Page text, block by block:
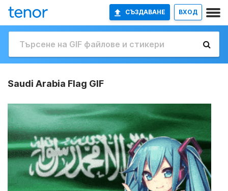
СЪЗДАВАНЕ ВХОД
Saudi Arabia Flag GIF